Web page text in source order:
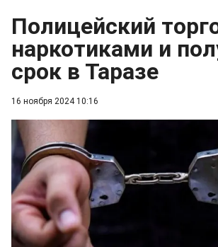
16 ноября 2024 10:16
Полицейский
наркотиками и
срок в Таразе